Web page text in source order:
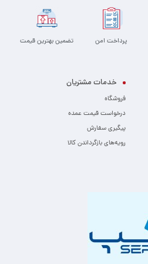
پرداخت امن تضمین بهترین قیمت
خدمات مشتریان
فروشگاه
درخواست قیمت عمده
پیگیری سفارش
رویه‌های بازگرداندن کالا